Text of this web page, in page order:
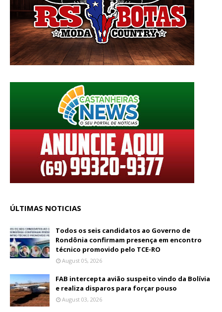
ÚLTIMAS NOTICIAS
Todos os seis candidatos ao Governo de
Rondônia confirmam presença em encontro
técnico promovido pelo TCE-RO
August 05, 2026
FAB intercepta avião suspeito vindo da Bolívia
e realiza disparos para forçar pouso
August 03, 2026